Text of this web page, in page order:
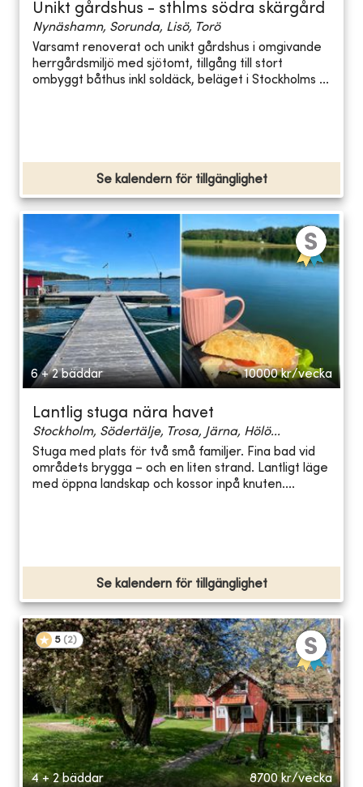
Unikt gårdshus - sthlms södra skärgård
Nynäshamn, Sorunda, Lisö, Torö
Varsamt renoverat och unikt gårdshus i omgivande
herrgårdsmiljö med sjötomt, tillgång till stort
ombyggt båthus inkl soldäck, beläget i Stockholms ...
Se kalendern för tillgänglighet
6 + 2 bäddar 10000 kr/vecka
Lantlig stuga nära havet
Stockholm, Södertälje, Trosa, Järna, Hölö...
Stuga med plats för två små familjer. Fina bad vid
områdets brygga – och en liten strand. Lantligt läge
med öppna landskap och kossor inpå knuten....
Se kalendern för tillgänglighet
5 (2)
4 + 2 bäddar 8700 kr/vecka